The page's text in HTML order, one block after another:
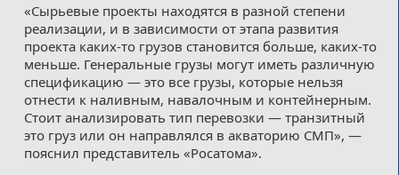
«Сырьевые проекты находятся в разной степени
реализации, и в зависимости от этапа развития
проекта каких-то грузов становится больше, каких-то
меньше. Генеральные грузы могут иметь различную
спецификацию — это все грузы, которые нельзя
отнести к наливным, навалочным и контейнерным.
Стоит анализировать тип перевозки — транзитный
это груз или он направлялся в акваторию СМП», —
пояснил представитель «Росатома».